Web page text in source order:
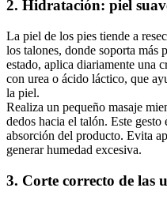
2. Hidratación: piel
La piel de los pies tiende a
los talones, donde soporta más
estado, aplica diariamente una
con urea o ácido láctico, que
la piel.
Realiza un pequeño masaje
dedos hacia el talón. Este
absorción del producto. Evita
generar humedad excesiva.
3. Corte correcto de las